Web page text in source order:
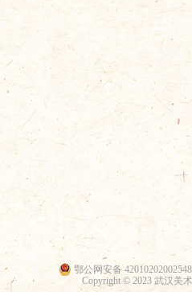
鄂公网安备
Copyright © 2023 武汉美